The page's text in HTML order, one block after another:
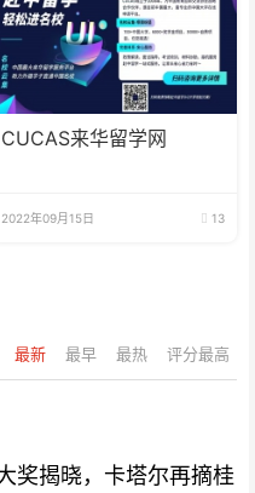
CUCAS来华留学网
2022年09月15日 13
最新 最早 最热 评分最高
奖揭晓，卡塔尔再摘桂